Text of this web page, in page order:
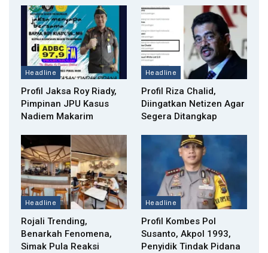
Headline
Profil Jaksa Roy Riady,
Pimpinan JPU Kasus
Nadiem Makarim
Headline
Profil Riza Chalid,
Diingatkan Netizen Agar
Segera Ditangkap
Headline
Rojali Trending,
Benarkah Fenomena,
Simak Pula Reaksi
Headline
Profil Kombes Pol
Susanto, Akpol 1993,
Penyidik Tindak Pidana